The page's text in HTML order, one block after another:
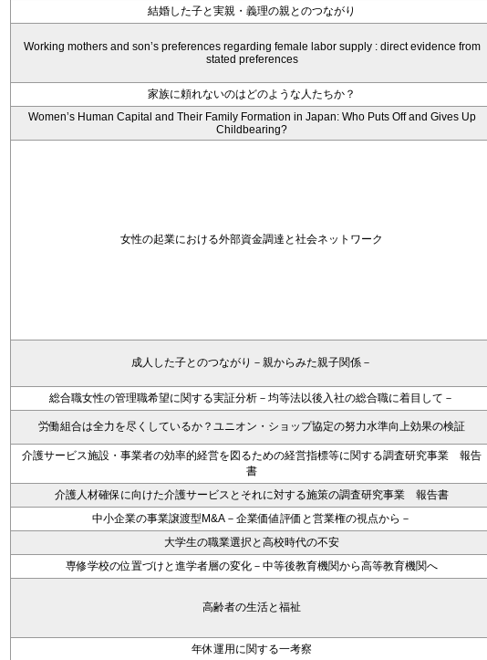
結婚した子と実親・義理の親とのつながり
Working mothers and son’s preferences regarding female labor supply : direct evidence from
stated preferences
家族に頼れないのはどのような人たちか？
Women’s Human Capital and Their Family Formation in Japan: Who Puts Off and Gives Up
Childbearing?
女性の起業における外部資金調達と社会ネットワーク
成人した子とのつながり－親からみた親子関係－
総合職女性の管理職希望に関する実証分析－均等法以後入社の総合職に着目して－
労働組合は全力を尽くしているか？ユニオン・ショップ協定の努力水準向上効果の検証
介護サービス施設・事業者の効率的経営を図るための経営指標等に関する調査研究事業 報告
書
介護人材確保に向けた介護サービスとそれに対する施策の調査研究事業 報告書
中小企業の事業譲渡型M&A－企業価値評価と営業権の視点から－
大学生の職業選択と高校時代の不安
専修学校の位置づけと進学者層の変化－中等後教育機関から高等教育機関へ
高齢者の生活と福祉
年休運用に関する一考察